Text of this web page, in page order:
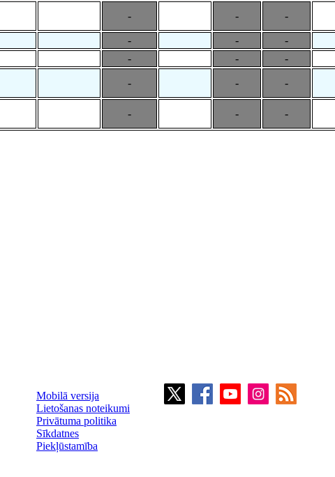
- - -
- - -
- - -
- - -
- - -
Mobilā versija
Lietošanas noteikumi
Privātuma politika
Sīkdatnes
Piekļūstamība